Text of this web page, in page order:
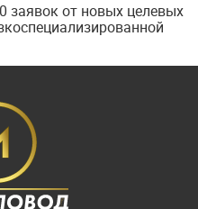
заявок от новых целевых